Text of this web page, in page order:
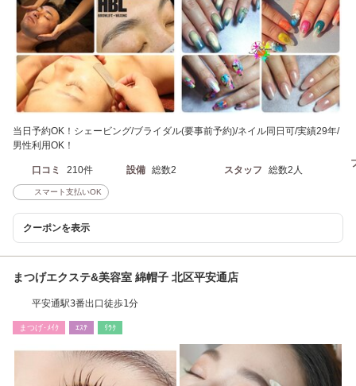
当日予約OK！シェービング/ブライダル(要事前予約)/ネイル同日可/実績29年/
男性利用OK！
口コミ 210件 設備 総数2 スタッフ 総数2人
スマート支払いOK
クーポンを表示
まつげエクステ&美容室 綿帽子 北区平安通店
平安通駅3番出口徒歩1分
まつげ･ﾒｲｸ ｴｽﾃ ﾘﾗｸ